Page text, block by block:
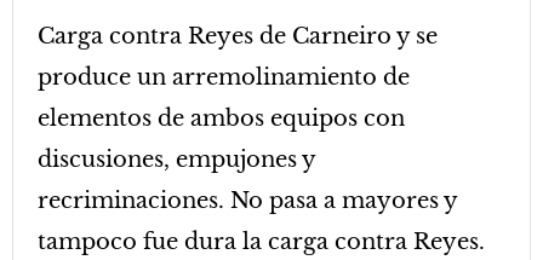
Carga contra Reyes de Carneiro y se
produce un arremolinamiento de
elementos de ambos equipos con
discusiones, empujones y
recriminaciones. No pasa a mayores y
tampoco fue dura la carga contra Reyes.